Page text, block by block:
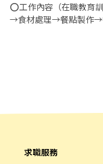
⭕工作內容（在職教育
→食材處理→餐點製作→餐
求職服務